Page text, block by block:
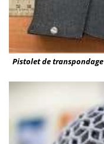
Pistolet de transpondage